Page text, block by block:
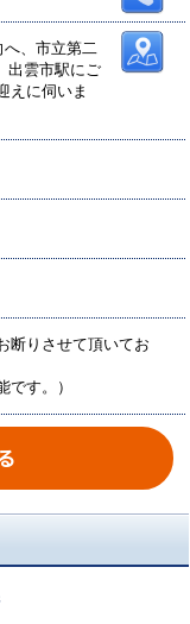
へ、市立第二
出雲市駅にご
えに伺いま
断りさせて頂いてお
です。）